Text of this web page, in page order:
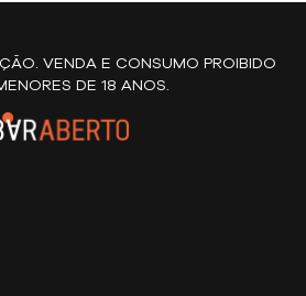
VENDA E CONSUMO PROIBIDO
DE 18 ANOS.